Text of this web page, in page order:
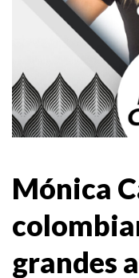
Mónica
grandes